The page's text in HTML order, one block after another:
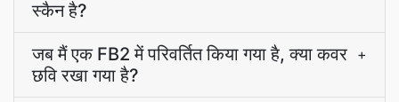
स्कैन है?
जब मैं एक FB2 में परिवर्तित किया गया है, क्या कवर
छवि रखा गया है?
+